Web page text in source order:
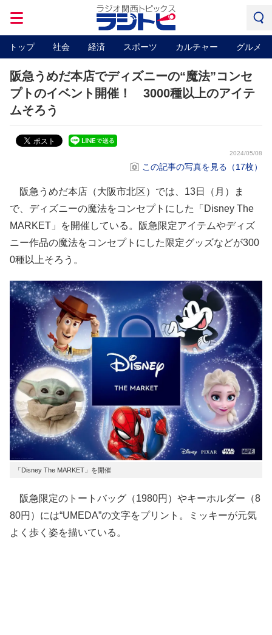
トップ 社会 経済 スポーツ カルチャー グルメ
阪急うめだ本店でディズニーの“魔法”コンセ
プトのイベント開催！ 3000種以上のアイテ
ムそろう
2024/05/08
この記事の写真を見る（17枚）
阪急うめだ本店（大阪市北区）では、13日（月）ま
で、ディズニーの魔法をコンセプトにした「Disney The
MARKET」を開催している。阪急限定アイテムやディズ
ニー作品の魔法をコンセプトにした限定グッズなどが300
0種以上そろう。
「Disney The MARKET」を開催
阪急限定のトートバッグ（1980円）やキーホルダー（8
80円）には“UMEDA”の文字をプリント。ミッキーが元気
よく歩く姿を描いている。